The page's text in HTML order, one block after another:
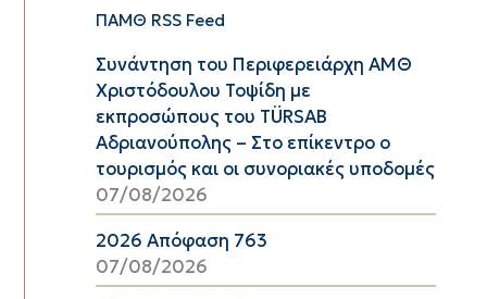
ΠΑΜΘ RSS Feed
Συνάντηση του Περιφερειάρχη ΑΜΘ
Χριστόδουλου Τοψίδη με
εκπροσώπους του TÜRSAB
Αδριανούπολης – Στο επίκεντρο ο
τουρισμός και οι συνοριακές υποδομές
07/08/2026
2026 Απόφαση 763
07/08/2026